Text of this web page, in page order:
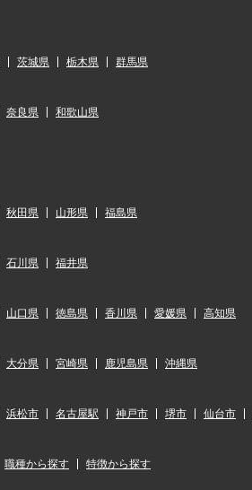
茨城県 栃木県 群馬県
奈良県 和歌山県
秋田県 山形県 福島県
石川県 福井県
山口県 徳島県 香川県 愛媛県 高知県
大分県 宮崎県 鹿児島県 沖縄県
浜松市 名古屋駅 神戸市 堺市 仙台市
職種から探す 特徴から探す